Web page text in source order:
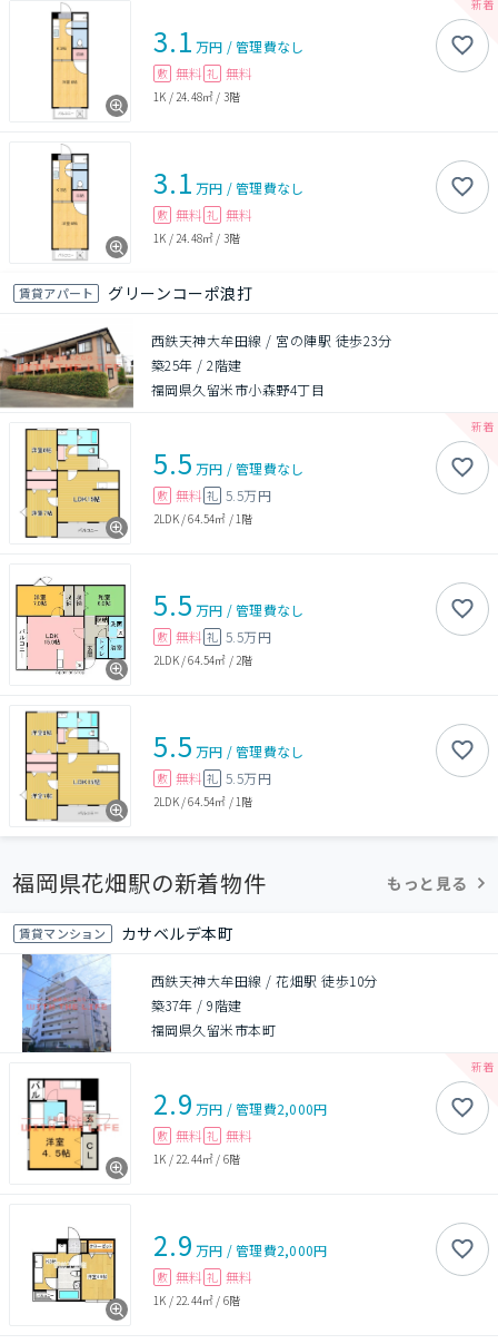
3.1 万円 /管理費なし
敷 無料 礼 無料
1K / 24.48㎡ / 3階
3.1 万円 /管理費なし
敷 無料 礼 無料
1K / 24.48㎡ / 3階
賃貸アパート グリーンコーポ浪打
西鉄天神大牟田線 / 宮の陣駅 徒歩23分
築25年 /2階建
福岡県久留米市小森野4丁目
5.5 万円 /管理費なし
敷 無料 礼 5.5万円
2LDK/64.54㎡ / 1階
5.5 万円 /管理費なし
敷 無料 礼 5.5万円
2LDK/64.54㎡ / 2階
5.5 万円 /管理費なし
敷 無料 礼 5.5万円
2LDK/64.54㎡ / 1階
福岡県花畑駅の新着物件 もっと見る
賃貸マンション カサベルデ本町
西鉄天神大牟田線 / 花畑駅 徒歩10分
築37年 /9階建
福岡県久留米市本町
2.9 万円 /管理費2,000円
敷 無料 礼 無料
1K / 22.44㎡ / 6階
2.9 万円 /管理費2,000円
敷 無料 礼 無料
1K / 22.44㎡ / 6階